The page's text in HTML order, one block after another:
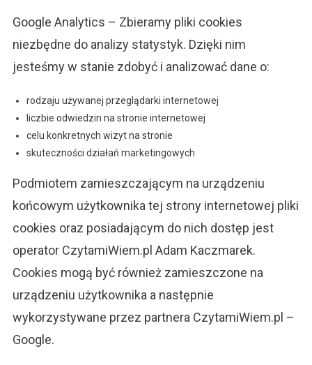
Google Analytics – Zbieramy pliki cookies
niezbędne do analizy statystyk. Dzięki nim
jesteśmy w stanie zdobyć i analizować dane o:
rodzaju używanej przeglądarki internetowej
liczbie odwiedzin na stronie internetowej
celu konkretnych wizyt na stronie
skuteczności działań marketingowych
Podmiotem zamieszczającym na urządzeniu
końcowym użytkownika tej strony internetowej pliki
cookies oraz posiadającym do nich dostęp jest
operator CzytamiWiem.pl Adam Kaczmarek.
Cookies mogą być również zamieszczone na
urządzeniu użytkownika a następnie
wykorzystywane przez partnera CzytamiWiem.pl –
Google.